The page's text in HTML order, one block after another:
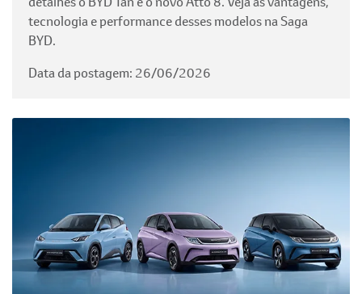
tecnologia e performance desses modelos na Saga
BYD.
Data da postagem: 26/06/2026